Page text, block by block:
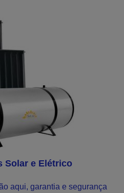
Solar e Elétrico
aqui, garantia e segurança